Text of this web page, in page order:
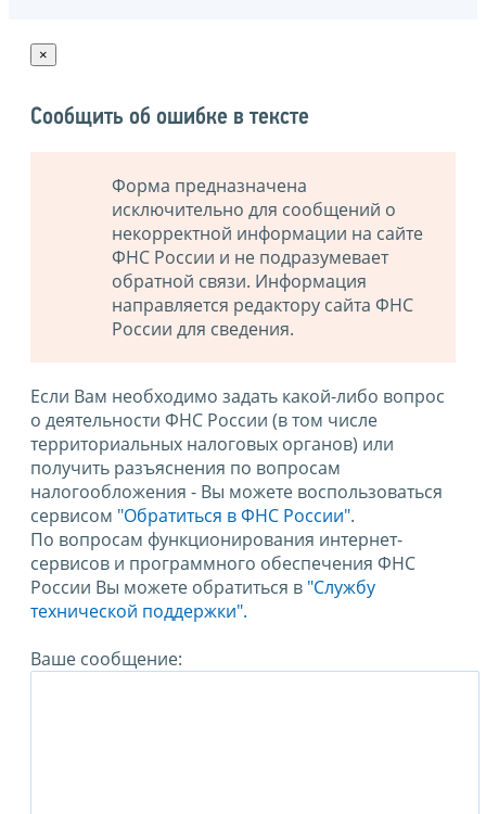
×
Сообщить об ошибке в тексте
Форма предназначена
исключительно для сообщений о
некорректной информации на сайте
ФНС России и не подразумевает
обратной связи. Информация
направляется редактору сайта ФНС
России для сведения.
Если Вам необходимо задать какой-либо вопрос
о деятельности ФНС России (в том числе
территориальных налоговых органов) или
получить разъяснения по вопросам
налогообложения - Вы можете воспользоваться
сервисом "Обратиться в ФНС России".
По вопросам функционирования интернет-
сервисов и программного обеспечения ФНС
России Вы можете обратиться в "Службу
технической поддержки".
Ваше сообщение: